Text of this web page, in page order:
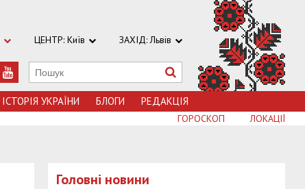
ЦЕНТР: Київ ЗАХІД: Львів
ІСТОРІЯ УКРАЇНИ БЛОГИ РЕДАКЦІЯ
ЛОКАЦІЇ
ГОРОСКОП
Головні новини